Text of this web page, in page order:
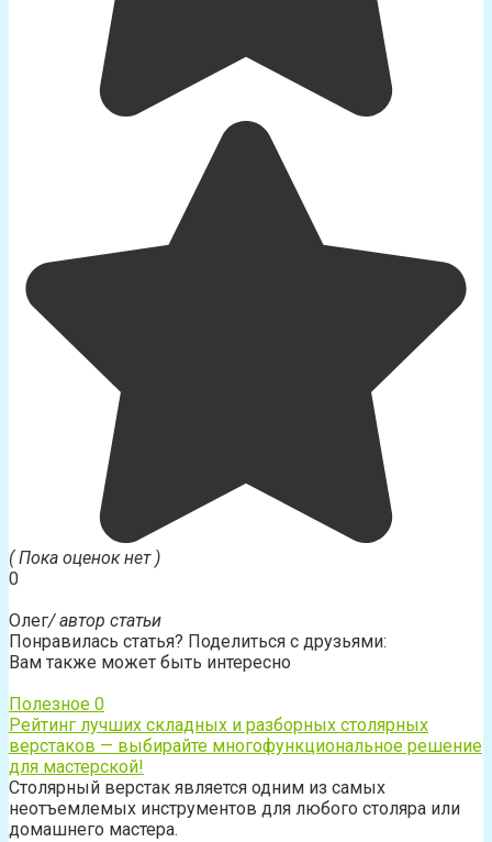
( Пока оценок нет )
0
Олег/ автор статьи
Понравилась статья? Поделиться с друзьями:
Вам также может быть интересно
Полезное 0
Рейтинг лучших складных и разборных столярных
верстаков — выбирайте многофункциональное решение
для мастерской!
Столярный верстак является одним из самых
неотъемлемых инструментов для любого столяра или
домашнего мастера.